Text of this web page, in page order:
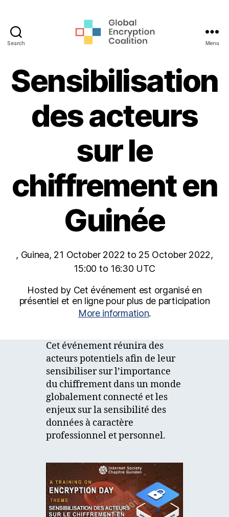
Search
Coalition
Menu
Sensibilisation
des acteurs
sur le
chiffrement en
Guinée
, Guinea, 21 October 2022 to 25 October 2022,
15:00 to 16:30 UTC
Hosted by Cet événement est organisé en
présentiel et en ligne pour plus de participation
More information.
Cet événement réunira des
acteurs potentiels afin de leur
sensibiliser sur l’importance
du chiffrement dans un monde
globalement connecté et les
enjeux sur la sensibilité des
données à caractère
professionnel et personnel.